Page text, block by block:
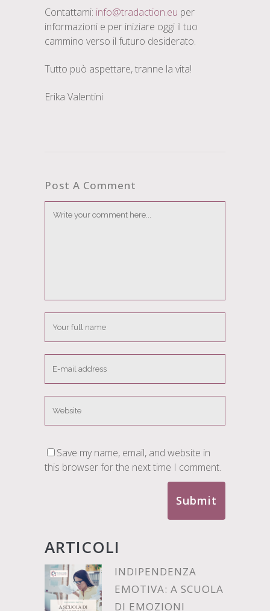
Contattami: info@tradaction.eu per
informazioni e per iniziare oggi il tuo
cammino verso il futuro desiderato.
Tutto può aspettare, tranne la vita!
Erika Valentini
Post A Comment
Save my name, email, and website in
this browser for the next time I comment.
ARTICOLI
INDIPENDENZA
EMOTIVA: A SCUOLA
DI EMOZIONI